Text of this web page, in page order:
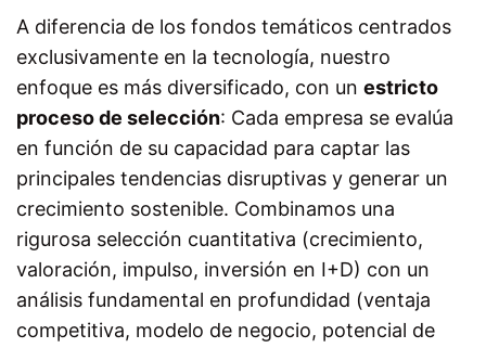
A diferencia de los fondos temáticos centrados
exclusivamente en la tecnología, nuestro
enfoque es más diversificado, con un estricto
proceso de selección: Cada empresa se evalúa
en función de su capacidad para captar las
principales tendencias disruptivas y generar un
crecimiento sostenible. Combinamos una
rigurosa selección cuantitativa (crecimiento,
valoración, impulso, inversión en I+D) con un
análisis fundamental en profundidad (ventaja
competitiva, modelo de negocio, potencial de